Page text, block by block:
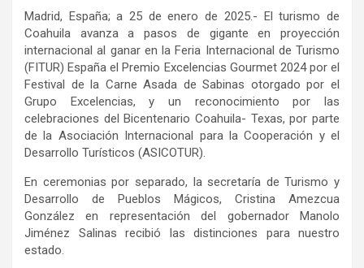
Madrid, España; a 25 de enero de 2025.- El turismo de
Coahuila avanza a pasos de gigante en proyección
internacional al ganar en la Feria Internacional de Turismo
(FITUR) España el Premio Excelencias Gourmet 2024 por el
Festival de la Carne Asada de Sabinas otorgado por el
Grupo Excelencias, y un reconocimiento por las
celebraciones del Bicentenario Coahuila- Texas, por parte
de la Asociación Internacional para la Cooperación y el
Desarrollo Turísticos (ASICOTUR).
En ceremonias por separado, la secretaría de Turismo y
Desarrollo de Pueblos Mágicos, Cristina Amezcua
González en representación del gobernador Manolo
Jiménez Salinas recibió las distinciones para nuestro
estado.